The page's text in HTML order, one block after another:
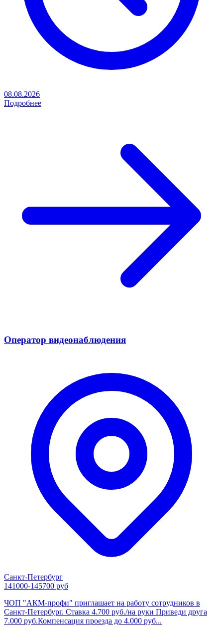
08.08.2026
Подробнее
Оператор видеонаблюдения
Санкт-Петербург
141000-145700 руб
ЧОП "АКМ-профи" приглашает на работу сотрудников в
Санкт-Петербург. Ставка 4.700 руб./на руки Приведи друга
7.000 руб.Компенсация проезда до 4.000 руб...